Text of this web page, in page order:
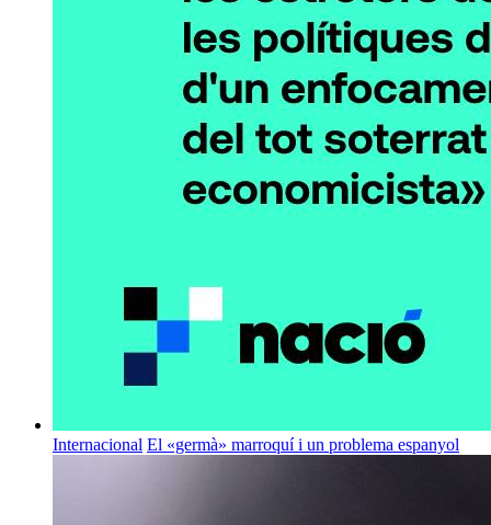
Internacional El «germà» marroquí i un problema espanyol